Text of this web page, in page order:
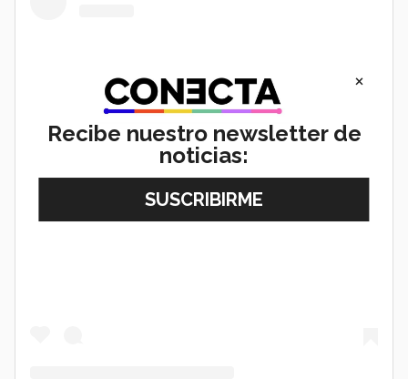
View this post on Instagram
×
Recibe nuestro newsletter de
noticias: